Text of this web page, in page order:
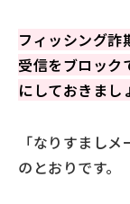
フィッシング詐
受信をブロック
にしておきまし
「なりすまし
のとおりです。